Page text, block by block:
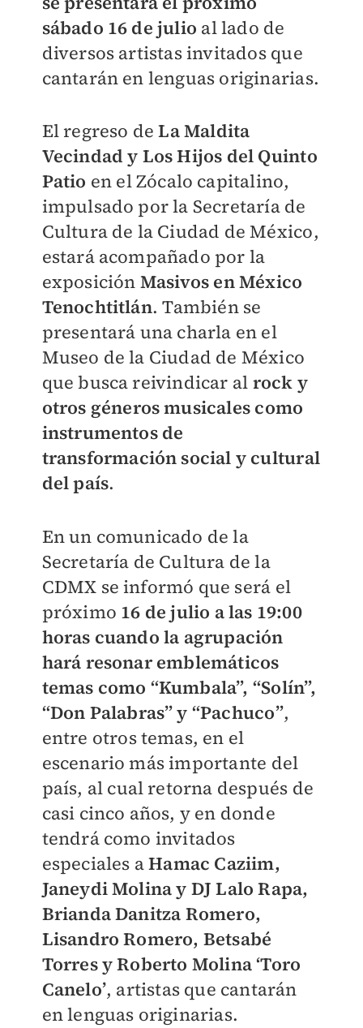
sábado 16 de julio al lado de
diversos artistas invitados que
cantarán en lenguas originarias.
El regreso deLa Maldita
Vecindad y Los Hijos del Quinto
Patio en el Zócalo capitalino,
impulsado por la Secretaría de
Cultura de la Ciudad de México,
estará acompañado por la
exposición Masivos en México
Tenochtitlán. También se
presentará una charla en el
Museo de la Ciudad de México
que busca reivindicar al rock y
otros géneros musicales como
instrumentos de
transformación social y cultural
del país.
En un comunicado de la
Secretaría de Cultura de la
CDMX se informó que será el
próximo 16 de julio a las 19:00
horas cuando la agrupación
hará resonar emblemáticos
temas como “Kumbala”, “Solín”,
“Don Palabras” y “Pachuco”,
entre otros temas, en el
escenario más importante del
país, al cual retorna después de
casi cinco años, y en donde
tendrá como invitados
especiales aHamac Caziim,
Janeydi Molina y DJ Lalo Rapa,
Brianda Danitza Romero,
Lisandro Romero, Betsabé
Torres y Roberto Molina ‘Toro
Canelo’, artistas que cantarán
en lenguas originarias.